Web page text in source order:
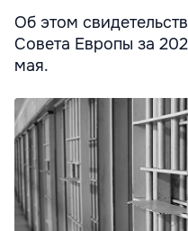
Об этом
Совета Европы за
мая.